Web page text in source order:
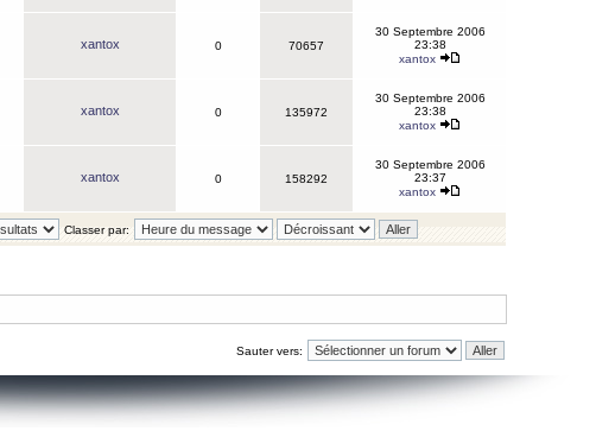
xantox 0 70657
30 Septembre 2006
23:38
xantox
xantox 0 135972
30 Septembre 2006
23:38
xantox
xantox 0 158292
30 Septembre 2006
23:37
xantox
Classer par:
Sauter vers: